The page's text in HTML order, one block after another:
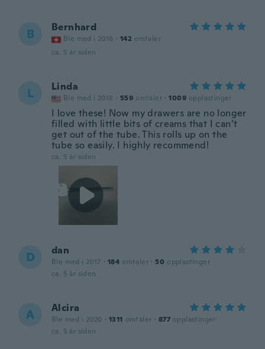
B Bernhard
Ble med i 2016 · 142 omtaler
ca. 5 år siden
L Linda
Ble med i 2018 · 559 omtaler · 1009 opplastinger
I love these! Now my drawers are no longer
filled with little bits of creams that I can’t
get out of the tube. This rolls up on the
tube so easily. I highly recommend!
ca. 5 år siden
D dan
Ble med i 2017 · 184 omtaler · 50 opplastinger
ca. 5 år siden
A Alcira
Ble med i 2020 · 1311 omtaler · 877 opplastinger
ca. 5 år siden